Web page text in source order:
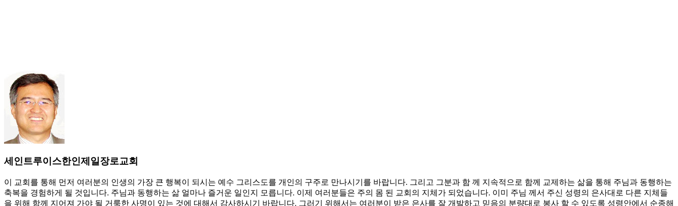
세인트루이스한인제일장로교회
이 교회를 통해 먼저 여러분의 인생의 가장 큰 행복이 되시는 예수 그리스도를 개인의 구주로 만나시기를 바랍니다. 그리고 그분과 함 께 지속적으로 함께 교제하는 삶을 통해 주님과 동행하는
축복을 경험하게 될 것입니다. 주님과 동행하는 삶 얼마나 즐거운 일인지 모릅니다. 이제 여러분들은 주의 몸 된 교회의 지체가 되었습니다. 이미 주님 께서 주신 성령의 은사대로 다른 지체들
을 위해 함께 지어져 가야 될 거룩한 사명이 있는 것에 대해서 감사하시기 바랍니다. 그러기 위해서는 여러분이 받은 은사를 잘 개발하고 믿음의 분량대로 봉사 할 수 있도록 성령안에서 순종해